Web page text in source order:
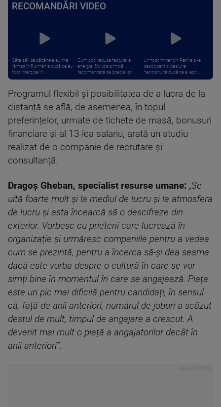
RECOMANDĂRI VIDEO
Câte săli de păcănele au mai
rămas în România după ce au
fost interzise în ...
Cum poți reduce factura la
energie. Soluția simplă
recomandată de specialiști
Un fost miner din Petrila și-a
descoperit o pasiune
neobișnuită după ce a ieșit ...
Programul flexibil și posibilitatea de a lucra de la
distanță se află, de asemenea, în topul
preferințelor, urmate de tichete de masă, bonusuri
financiare și al 13-lea salariu, arată un studiu
realizat de o companie de recrutare și
consultanță.
Dragoș Gheban, specialist resurse umane: „Se
uită foarte mult și la mediul de lucru și la atmosfera
de lucru și asta încearcă să o descifreze din
exterior. Vorbesc cu prieteni care lucrează în
organizație și urmăresc companiile pentru a vedea
cum se prezintă, pentru a încerca să-și dea seama
dacă este vorba despre o cultură în care se vor
simți bine în momentul în care se angajează. Piața
este un pic mai dificilă pentru candidați, în sensul
că, față de anii anteriori, numărul de joburi a scăzut
destul de mult, timpul de angajare a crescut. A
devenit mai mult o piață a angajatorilor decât în
anii anteriori”.